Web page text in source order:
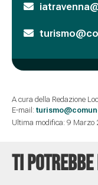
A cura della Redazione
E-mail:
Ultima modifica: 9 Marzo
Ti